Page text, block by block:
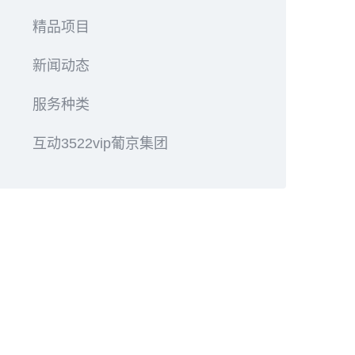
精品项目
新闻动态
服务种类
互动3522vip葡京集团